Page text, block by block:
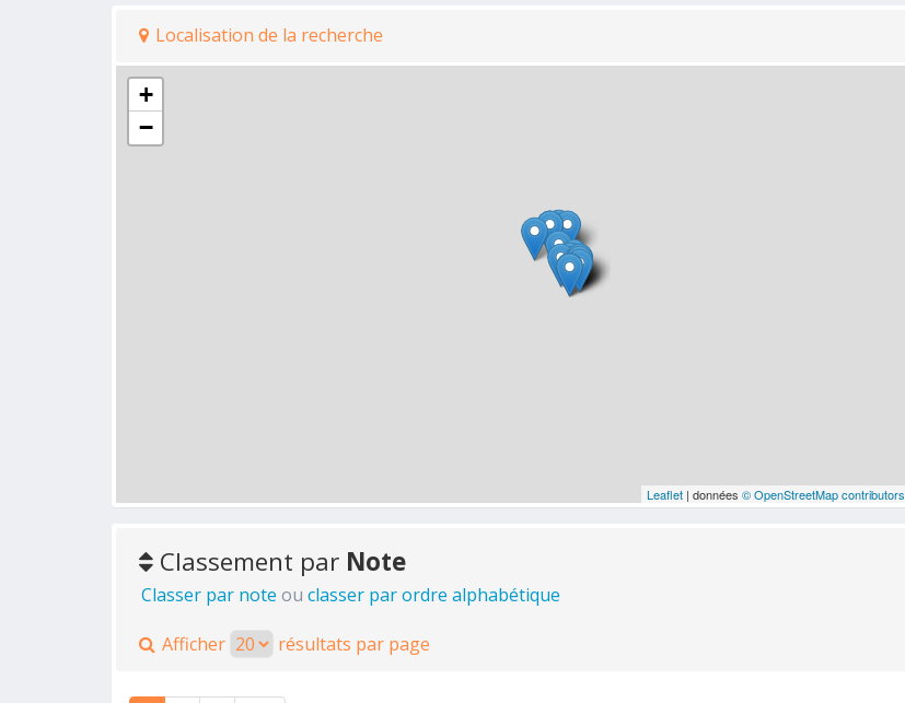
Localisation de la recherche
+
−
Leaflet | données© OpenStreetMap contributors
Classement par Note
Classer par note ou classer par ordre alphabétique
Afficher résultats par page